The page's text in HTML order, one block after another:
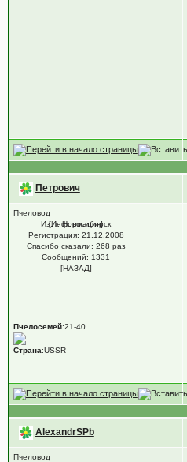
Петрович
Пчеловод
[Информация]
Из: г. Новосибирск
Регистрация: 21.12.2008
Спасибо сказали: 268 раз
Сообщений: 1331
[НАЗАД]
Пчелосемей:21-40
Страна:USSR
AlexandrSPb
Пчеловод